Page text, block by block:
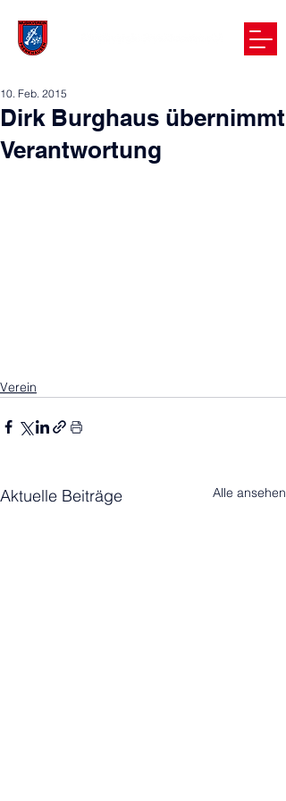
Dirk Burghaus übernimmt
Verantwortung
10. Feb. 2015
Verein
Aktuelle Beiträge Alle ansehen